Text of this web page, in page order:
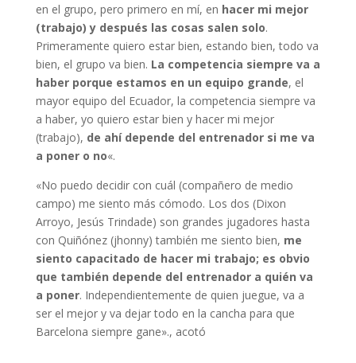
en el grupo, pero primero en mí, en hacer mi mejor
(trabajo) y después las cosas salen solo.
Primeramente quiero estar bien, estando bien, todo va
bien, el grupo va bien. La competencia siempre va a
haber porque estamos en un equipo grande, el
mayor equipo del Ecuador, la competencia siempre va
a haber, yo quiero estar bien y hacer mi mejor
(trabajo), de ahí depende del entrenador si me va
a poner o no«.
«No puedo decidir con cuál (compañero de medio
campo) me siento más cómodo. Los dos (Dixon
Arroyo, Jesús Trindade) son grandes jugadores hasta
con Quiñónez (jhonny) también me siento bien, me
siento capacitado de hacer mi trabajo; es obvio
que también depende del entrenador a quién va
a poner. Independientemente de quien juegue, va a
ser el mejor y va dejar todo en la cancha para que
Barcelona siempre gane»., acotó